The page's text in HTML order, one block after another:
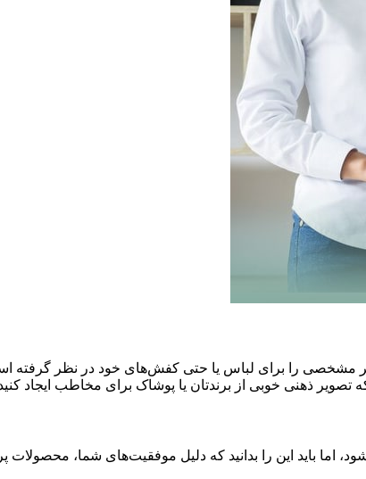
مشخصی را برای لباس یا حتی کفش‌های خود در نظر گرفته
تصویر ذهنی خوبی از برندتان یا پوشاک برای مخاطب ایجاد
اما باید این را بدانید که دلیل موفقیت‌های شما،